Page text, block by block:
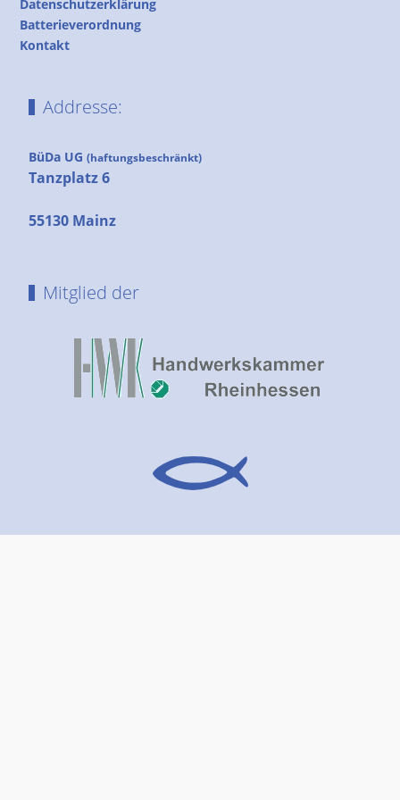
Datenschutzerklärung
Batterieverordnung
Kontakt
Addresse:
BüDa UG (haftungsbeschränkt)
Tanzplatz 6
55130 Mainz
Mitglied der